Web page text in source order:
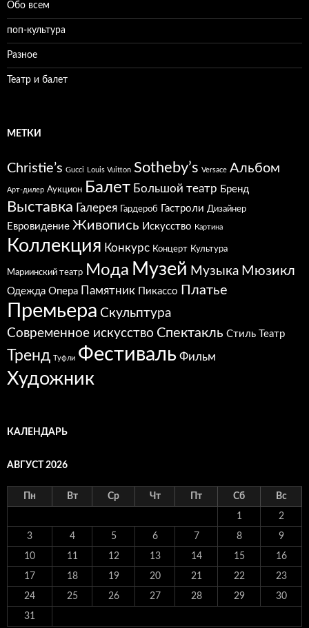
Обо всем
поп-культура
Разное
Театр и балет
МЕТКИ
Christie’s Gucci Louis Vuitton Sotheby’s Versace Альбом
Арт-дилер Аукцион Балет Большой театр Бренд
Выставка Галерея Гардероб Гастроли Дизайнер
Евровидение Живопись Искусство Картина
Коллекция Конкурс Концерт Культура
Мариинский театр Мода Музей Музыка Мюзикл
Одежда Опера Памятник Пикассо Платье
Премьера Скульптура
Современное искусство Спектакль Стиль Театр
Тренд Туфли Фестиваль Фильм
Художник
КАЛЕНДАРЬ
АВГУСТ 2026
Пн Вт Ср Чт Пт Сб Вс
1 2
3 4 5 6 7 8 9
10 11 12 13 14 15 16
17 18 19 20 21 22 23
24 25 26 27 28 29 30
31